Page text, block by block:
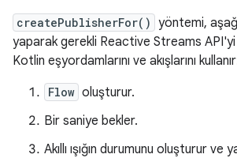
createPublisherFor() yöntemi,
yaparak gerekli Reactive Streams API'yi
Kotlin eşyordamlarını ve akışlarını
Flow oluşturur.
Bir saniye bekler.
Akıllı ışığın durumunu oluşturur ve